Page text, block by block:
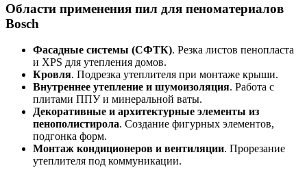
Области применения пил для пеноматериалов
Bosch
Фасадные системы (СФТК). Резка листов пенопласта
и XPS для утепления домов.
Кровля. Подрезка утеплителя при монтаже крыши.
Внутреннее утепление и шумоизоляция. Работа с
плитами ППУ и минеральной ваты.
Декоративные и архитектурные элементы из
пенополистирола. Создание фигурных элементов,
подгонка форм.
Монтаж кондиционеров и вентиляции. Прорезание
утеплителя под коммуникации.